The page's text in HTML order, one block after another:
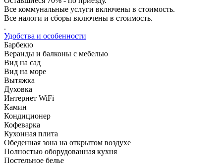
Все коммунальные услуги включены в стоимость.
Все налоги и сборы включены в стоимость.
.
Удобства и особенности
Барбекю
Веранды и балконы с мебелью
Вид на сад
Вид на море
Вытяжка
Духовка
Интернет WiFi
Камин
Кондиционер
Кофеварка
Кухонная плита
Обеденная зона на открытом воздухе
Полностью оборудованная кухня
Постельное белье